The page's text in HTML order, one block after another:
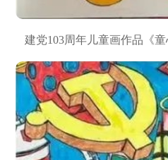
建党103周年儿童画作品《